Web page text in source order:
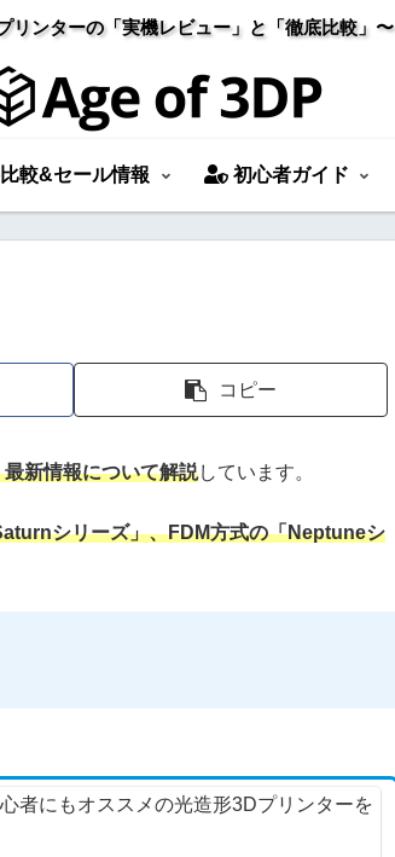
リンターの「実機レビュー」と「徹底比較」〜
較&セール情報 初心者ガイド
コピー
新情報について解説しています。
シリーズ」、FDM方式の「Neptuneシ
者にもオススメの光造形3Dプリンターを